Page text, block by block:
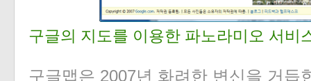
구글의 지도를 이용한 파노라미오 서비
구글맵은 2007년 화려한 변신을 거듭